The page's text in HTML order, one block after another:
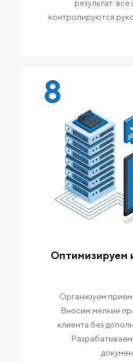
результат:
контролируются
8
Оптимизируем
Организуем
Вносим мелкие
клиента без